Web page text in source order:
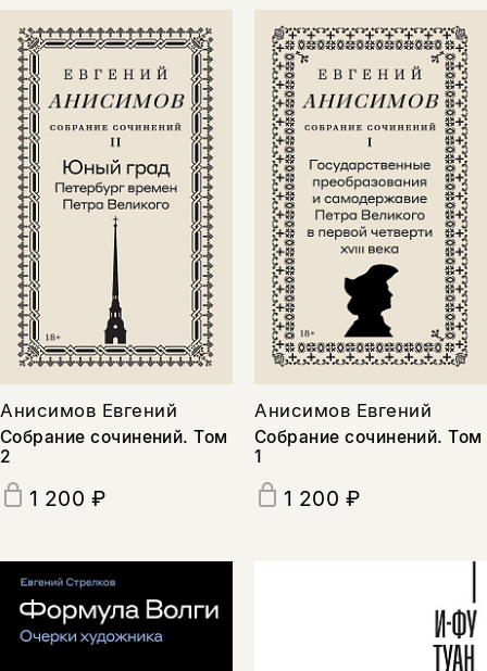
Анисимов Евгений
Собрание сочинений. Том
2
1 200 ₽
Анисимов Евгений
Собрание сочинений. Том
1
1 200 ₽